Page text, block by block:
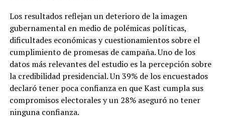
Los resultados reflejan un deterioro de la imagen
gubernamental en medio de polémicas políticas,
dificultades económicas y cuestionamientos sobre el
cumplimiento de promesas de campaña. Uno de los
datos más relevantes del estudio es la percepción sobre
la credibilidad presidencial. Un 39% de los encuestados
declaró tener poca confianza en que Kast cumpla sus
compromisos electorales y un 28% aseguró no tener
ninguna confianza.